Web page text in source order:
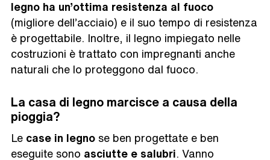
legno ha un’ottima resistenza al fuoco
(migliore dell’acciaio) e il suo tempo di resistenza
è progettabile. Inoltre, il legno impiegato nelle
costruzioni è trattato con impregnanti anche
naturali che lo proteggono dal fuoco.
La casa di legno marcisce a causa della
pioggia?
Le case in legno se ben progettate e ben
eseguite sono asciutte e salubri . Vanno